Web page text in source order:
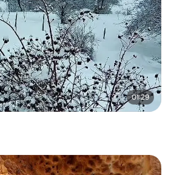
01:29